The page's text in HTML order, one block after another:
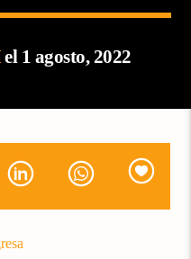
el 1 agosto, 2022